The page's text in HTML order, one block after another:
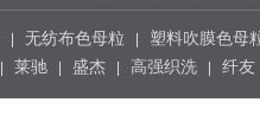
无纺布色母粒
塑料吹膜色母
莱驰 盛杰 高强织洗 纤友